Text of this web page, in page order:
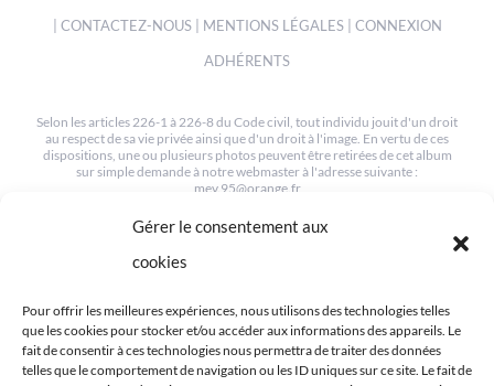
Gérer le consentement aux
cookies
Pour offrir les meilleures expériences, nous utilisons des technologies telles
que les cookies pour stocker et/ou accéder aux informations des appareils. Le
fait de consentir à ces technologies nous permettra de traiter des données
telles que le comportement de navigation ou les ID uniques sur ce site. Le fait de
CONTACTEZ-NOUS| MENTIONS LÉGALES| CONNEXION
ADHÉRENTS
Selon les articles 226-1 à 226-8 du Code civil, tout individu jouit d'un droit
au respect de sa vie privée ainsi que d'un droit à l'image. En vertu de ces
dispositions, une ou plusieurs photos peuvent être retirées de cet album
sur simple demande à notre webmaster à l'adresse suivante :
mev.95@orange.fr
© COPYRIGHT 2012-2022 | TOUS LES DROITS SONT RESERVÉS
| CRÉÉ PAR MEV95